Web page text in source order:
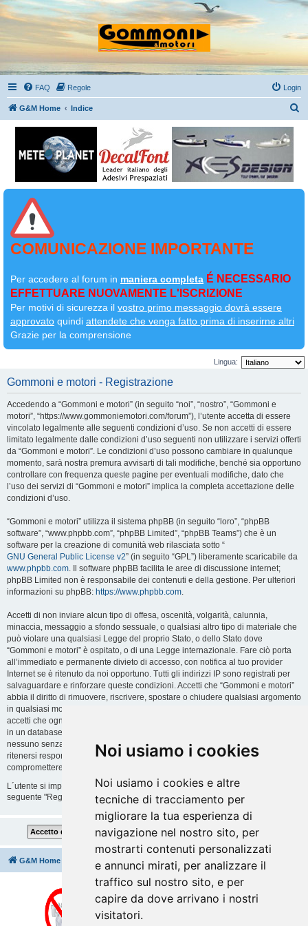
Noi usiamo i cookies
Noi usiamo i cookies e altre
tecniche di tracciamento per
migliorare la tua esperienza di
navigazione nel nostro sito, per
mostrarti contenuti personalizzati
e annunci mirati, per analizzare il
traffico sul nostro sito, e per
capire da dove arrivano i nostri
visitatori.
FAQ Regole Login
G&M Home Indice
COMUNICAZIONE IMPORTANTE
Per accedere al forum in maniera completa É NECESSARIO
EFFETTUARE NUOVAMENTE L'ISCRIZIONE
Per motivi di sicurezza il vostro primo messaggio dovrà essere
approvato quindi attendete che venga fatto prima di inserirne altri
Grazie per la comprensione
Lingua:
Gommoni e motori - Registrazione
Accedendo a “Gommoni e motori” (in seguito “noi”, “nostro”, “Gommoni e
motori”, “https://www.gommoniemotori.com/forum”), l’utente accetta di essere
vincolato legalmente alle seguenti condizioni d’uso. Se non accetti di essere
limitato legalmente dalle condizioni d’uso seguenti non utilizzare i servizi offerti
da “Gommoni e motori”. Le condizioni d’uso possono cambiare in qualunque
momento, sarà nostra premura avvisarti di tali modifiche, benché sia opportuno
controllare con frequenza queste pagine per eventuali modifiche, dato che
l’uso dei servizi di “Gommoni e motori” implica la completa accettazione delle
condizioni d’uso.
“Gommoni e motori” utilizza il sistema phpBB (in seguito “loro”, “phpBB
software”, “www.phpbb.com”, “phpBB Limited”, “phpBB Teams”) che è un
software per la creazione di comunità web rilasciata sotto “
GNU General Public License v2” (in seguito “GPL”) liberamente scaricabile da
www.phpbb.com. Il software phpBB facilita le aree di discussione internet;
phpBB Limited non è responsabile dei contenuti e della gestione. Per ulteriori
informazioni su phpBB: https://www.phpbb.com.
Accetti di non inviare alcun tipo di offesa, oscenità, volgarità, calunnia,
minaccia, messaggio a sfondo sessuale, o qualsiasi altro tipo di materiale che
può violare una qualsiasi Legge del proprio Stato, o dello Stato dove
“Gommoni e motori” è ospitato, o di una Legge internazionale. Fare ciò porta
all’immediato e permanente divieto di accesso, con notifica al tuo provider
Internet se è ritenuto da noi opportuno. Tutti gli indirizzi IP sono registrati per
salvaguardare e rinforzare queste condizioni. Accetti che “Gommoni e motori”
abbia il diritto di rimuovere, riscrivere, spostare o chiudere qualsiasi argomento
in qualsiasi momento lo ritenga necessario. Come fruitore di questo servizio,
accetti che ogni informazione (dato personale) tu abbia inviato sia conservata
in un database. Al contempo queste informazioni non saranno divulgate a
nessuno senza il tuo consenso, né “Gommoni e motori” o phpBB sono da
ritenersi responsabili per qualsiasi violazione al sistema che possa
compromettere queste informazioni.
L´utente si impegna a rispettare le regole del forum indicate nella sezione
seguente "Regole":
Guarda le regole del Forum
G&M Home Tutti gli orari sonoUTC+02:00
Cancella cookie